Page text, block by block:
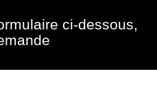
ci-dessous,